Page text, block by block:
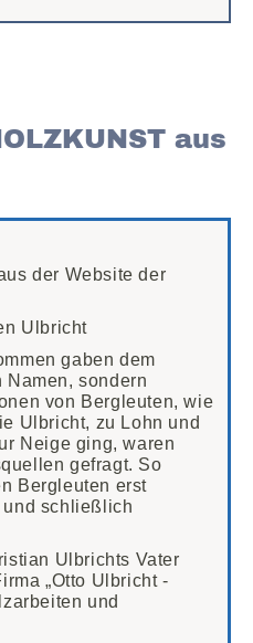
aus
der Website der
Ulbricht
gaben dem
Namen, sondern
von Bergleuten, wie
Ulbricht, zu Lohn und
Neige ging, waren
gefragt. So
Bergleuten erst
schließlich
Ulbrichts Vater
„Otto Ulbricht -
und